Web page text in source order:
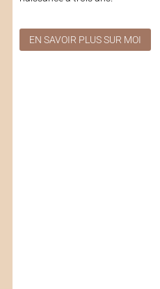
EN SAVOIR PLUS SUR MOI